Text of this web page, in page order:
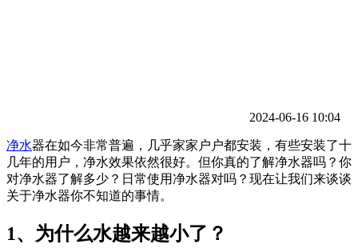
2024-06-16 10:04
净水器在如今非常普遍，几乎家家户户都安装，有些安装了十
几年的用户，净水效果依然很好。但你真的了解净水器吗？你
对净水器了解多少？日常使用净水器对吗？现在让我们来谈谈
关于净水器你不知道的事情。
1、为什么水越来越小了？